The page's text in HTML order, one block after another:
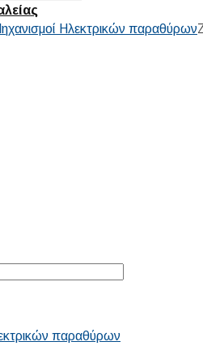
Ηλεκτρικών παραθύρων
παραθύρων